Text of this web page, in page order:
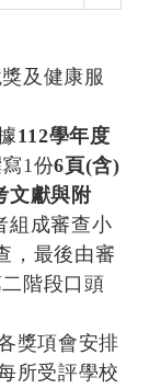
及健康服
112學年度
1份6頁(含)
文獻與附
組成審查小
，最後由審
階段口頭
獎項會安排
所受評學校